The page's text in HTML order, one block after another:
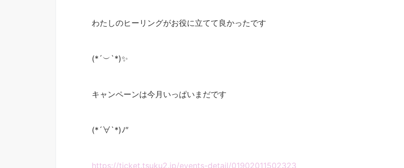
わたしのヒーリングがお役に立てて良かったです
(*´︶`*)✨
キャンペーンは今月いっぱいまだです
(*´∀︎`*)ﾉ″
https://ticket.tsuku2.jp/events-detail/01902011502323